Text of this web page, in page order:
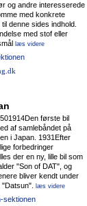
og andre interesserede
med konkrete
denne sides indhold.
med stof eller
læs videre
første bil
af samlebåndet på
i Japan. 1931Efter
forbedringer
der en ny, lille bil som
"Son of DAT", og
bliver kendt under
læs videre
sektionen